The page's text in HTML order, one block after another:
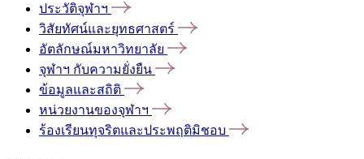
ประวัติจุฬาฯ
วิสัยทัศน์และยุทธศาสตร์
อัตลักษณ์มหาวิทยาลัย
จุฬาฯ กับความยั่งยืน
ข้อมูลและสถิติ
หน่วยงานของจุฬาฯ
ร้องเรียนทุจริตและประพฤติมิชอบ